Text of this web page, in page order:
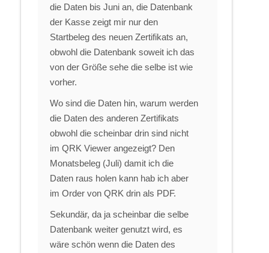
die Daten bis Juni an, die Datenbank
der Kasse zeigt mir nur den
Startbeleg des neuen Zertifikats an,
obwohl die Datenbank soweit ich das
von der Größe sehe die selbe ist wie
vorher.
Wo sind die Daten hin, warum werden
die Daten des anderen Zertifikats
obwohl die scheinbar drin sind nicht
im QRK Viewer angezeigt? Den
Monatsbeleg (Juli) damit ich die
Daten raus holen kann hab ich aber
im Order von QRK drin als PDF.
Sekundär, da ja scheinbar die selbe
Datenbank weiter genutzt wird, es
wäre schön wenn die Daten des